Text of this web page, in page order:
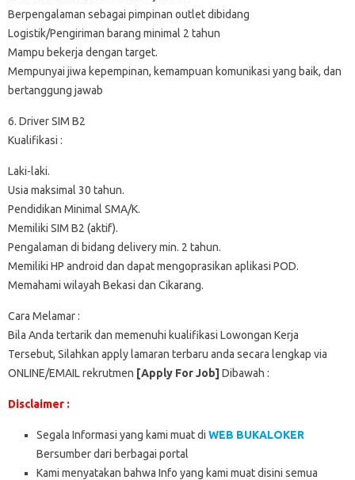
Berpengalaman sebagai pimpinan outlet dibidang
Logistik/Pengiriman barang minimal 2 tahun
Mampu bekerja dengan target.
Mempunyai jiwa kepempinan, kemampuan komunikasi yang baik, dan
bertanggung jawab
6. Driver SIM B2
Kualifikasi :
Laki-laki.
Usia maksimal 30 tahun.
Pendidikan Minimal SMA/K.
Memiliki SIM B2 (aktif).
Pengalaman di bidang delivery min. 2 tahun.
Memiliki HP android dan dapat mengoprasikan aplikasi POD.
Memahami wilayah Bekasi dan Cikarang.
Cara Melamar :
Bila Anda tertarik dan memenuhi kualifikasi Lowongan Kerja
Tersebut, Silahkan apply lamaran terbaru anda secara lengkap via
ONLINE/EMAIL rekrutmen [Apply For Job] Dibawah :
Disclaimer :
Segala Informasi yang kami muat di WEB BUKALOKER
Bersumber dari berbagai portal
Kami menyatakan bahwa Info yang kami muat disini semua